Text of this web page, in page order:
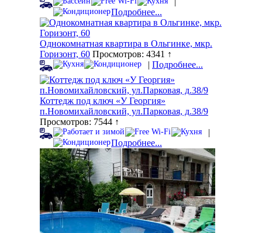
Подробнее...
Однокомнатная квартира в Ольгинке, мкр.
Горизонт, 60 Просмотров: 4341 ↑
| Подробнее...
Коттедж под ключ «У Георгия»
п.Новомихайловский, ул.Парковая, д.38/9
Просмотров: 7544 ↑
|
Подробнее...